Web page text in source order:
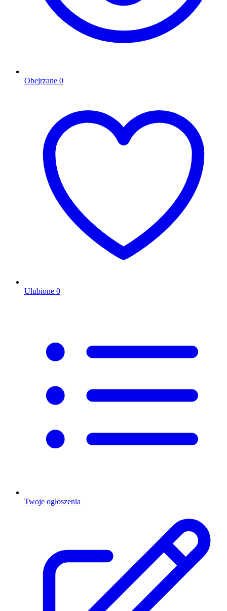
Obejrzane 0
Ulubione 0
Twoje ogłoszenia